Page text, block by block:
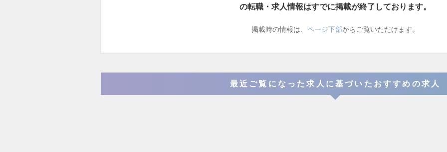
の転職・求人情報はすでに掲載が終了しております。
掲載時の情報は、 ページ下部からご覧いただけます。
最近ご覧になった求人に基づいたおすすめの求人